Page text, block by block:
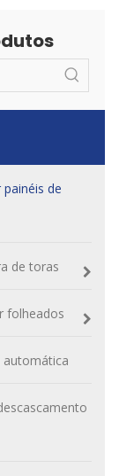
de
de toras
folheados
automática